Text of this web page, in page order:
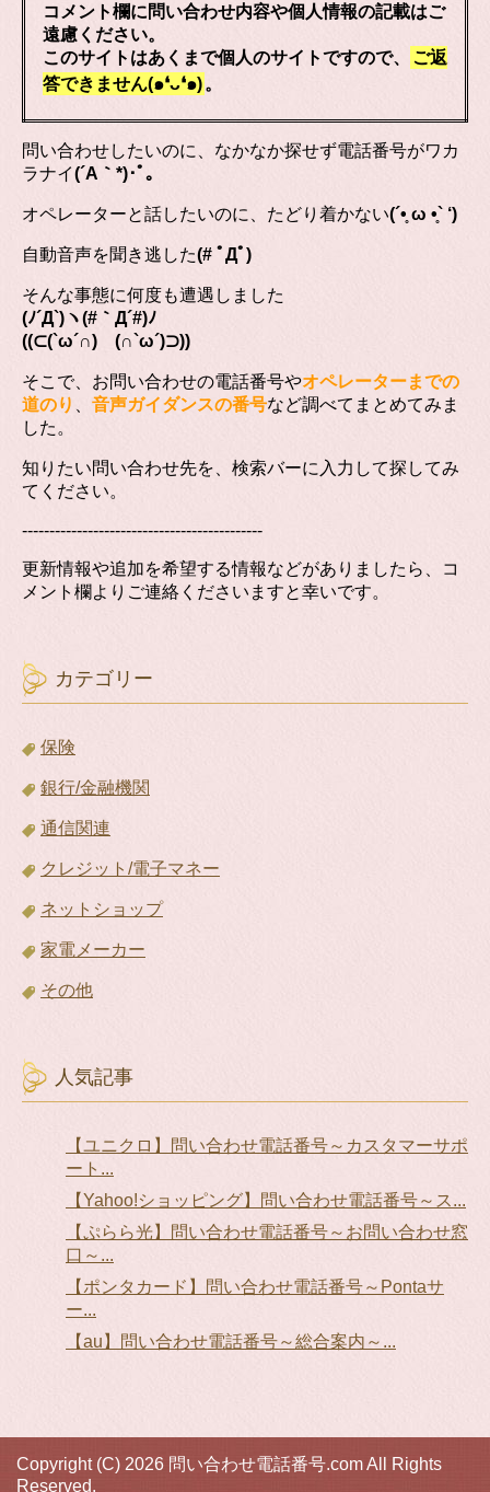
コメント欄に問い合わせ内容や個人情報の記載はご
遠慮ください。
このサイトはあくまで個人のサイトですので、
ご返
答できません(๑❛ᴗ❛๑)。
問い合わせしたいのに、なかなか探せず電話番号がワカ
ラナイ(´A｀*)･ﾟ｡
オペレーターと話したいのに、たどり着かない(´•̥ ω •̥` ‘)
自動音声を聞き逃した(# ﾟДﾟ)
そんな事態に何度も遭遇しました
(ﾉ´Д`)ヽ(#｀Д´#)ﾉ
((⊂(`ω´∩) (∩`ω´)⊃))
そこで、お問い合わせの電話番号やオペレーターまでの
道のり
音声ガイダンスの番号など調べてまとめてみま
した。
知りたい問い合わせ先を、検索バーに入力して探してみ
てください。
--------------------------------------------
更新情報や追加を希望する情報などがありましたら、コ
メント欄よりご連絡くださいますと幸いです。
カテゴリー
保険
銀行/金融機関
通信関連
クレジット/電子マネー
ネットショップ
家電メーカー
その他
人気記事
【ユニクロ】問い合わせ電話番号～カスタマーサポ
ート...
【Yahoo!ショッピング】問い合わせ電話番号～ス...
【ぷらら光】問い合わせ電話番号～お問い合わせ窓
口～...
【ポンタカード】問い合わせ電話番号～Pontaサ
ー...
【au】問い合わせ電話番号～総合案内～...
Copyright (C) 2026 問い合わせ電話番号.comAll Rights
Reserved.